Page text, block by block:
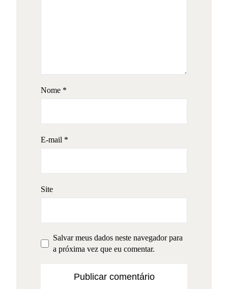
Nome *
E-mail *
Site
Salvar meus dados neste navegador para
a próxima vez que eu comentar.